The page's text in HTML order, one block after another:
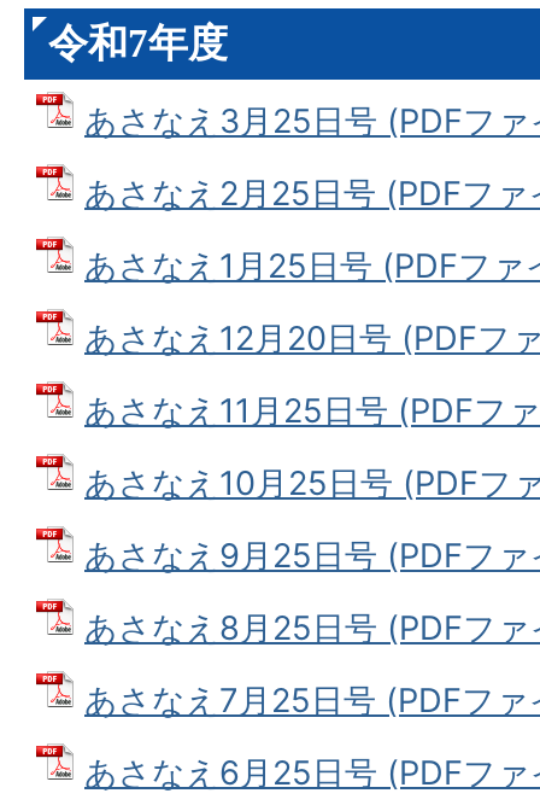
令和7年度
あさなえ3月25日号 (PDFフ
あさなえ2月25日号 (PDFフ
あさなえ1月25日号 (PDFファ
あさなえ12月20日号 (PDFフ
あさなえ11月25日号 (PDFフ
あさなえ10月25日号 (PDFフ
あさなえ9月25日号 (PDFフ
あさなえ8月25日号 (PDFフ
あさなえ7月25日号 (PDFファ
あさなえ6月25日号 (PDFフ